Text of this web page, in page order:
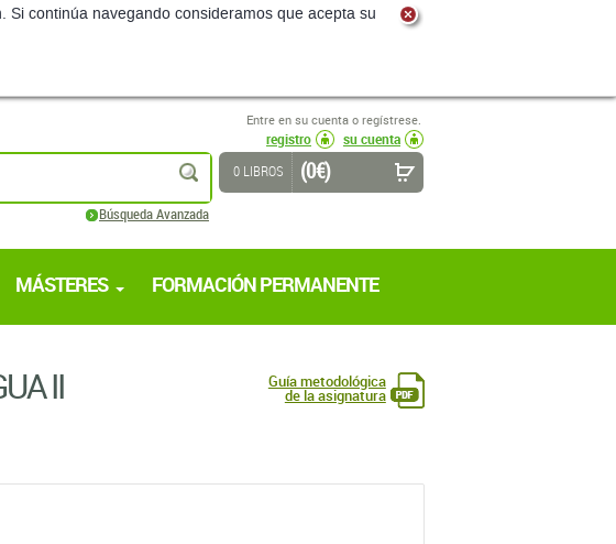
continúa navegando consideramos que acepta su
Entre en su cuenta o regístrese.
registro
su cuenta
buscar
Búsqueda Avanzada
0 LIBROS (0 €)
MÁSTERES FORMACIÓN PERMANENTE
II Guía metodológica
de la asignatura